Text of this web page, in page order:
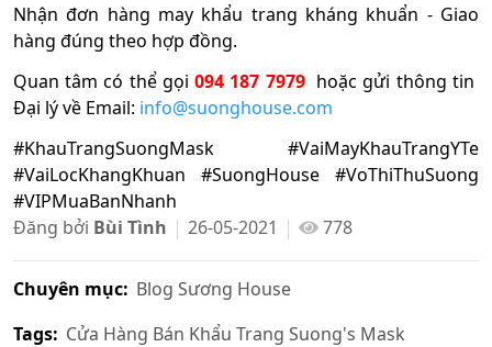
Nhận đơn hàng may khẩu trang kháng khuẩn - Giao
hàng đúng theo hợp đồng.
Quan tâm có thể gọi094 187 7979 hoặc gửi thông tin
Đại lý về Email: info@suonghouse.com
#KhauTrangSuongMask #VaiMayKhauTrangYTe
#VaiLocKhangKhuan #SuongHouse #VoThiThuSuong
#VIPMuaBanNhanh
Đăng bởi Bùi Tình 26-05-2021 778
Chuyên mục: Blog Sương House
Tags: Cửa Hàng Bán Khẩu Trang Suong's Mask